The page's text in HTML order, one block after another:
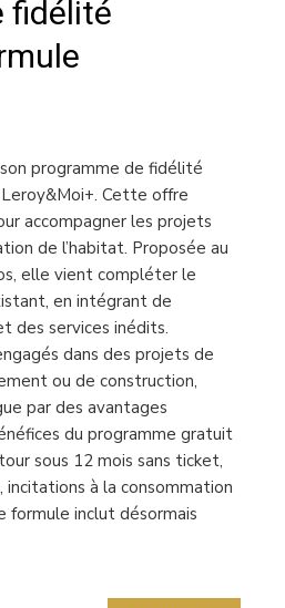
fidélité
programme de fidélité
Cette offre
accompagner les projets
de l’habitat. Proposée au
elle vient compléter le
en intégrant de
des services inédits.
dans des projets de
ou de construction,
par des avantages
du programme gratuit
sous 12 mois sans ticket,
à la consommation
formule inclut désormais